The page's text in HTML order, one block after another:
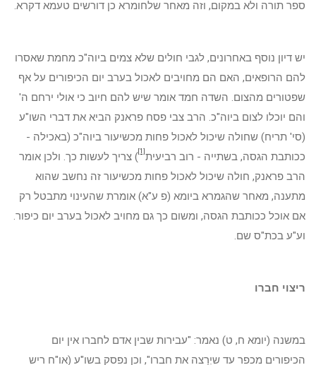
ספר תורה ולא במקום, וזה מאחר שלחומרא כן דורשים טעמא דקרא.
יש דיון נוסף באחרונים, לגבי חולים שלא צמים ביוה"כ מחמת שאסרו
להם הרופאים, האם הם מחויבים לאכול בערב יום הכיפורים על אף
שפטורים מהצום. השדה חמד אומר שיש להם חיוב כי אולי ירחם ה'
והם יוכלו לצום ביוה"כ. הרב צבי פסח פראנק הביא את דברי השו"ע
(סי' תריח) שחולה שיכול לאכול פחות מכשיעור ביוה"כ (באכילה -
ככותבת הגסה, בשתייה - רוב רביעית [1]) צריך לעשות כך. ולכן אומר
הרב פראנק, חולה שיכול לאכול פחות מכשיעור זה נחשב שהוא
מתענה, מאחר שהגמרא ביומא (פ ע"א) אומרת שהעינוי מתבטל רק
אם אוכל ככותבת הגסה, ומשום כך גם מחויב לאכול בערב יום כיפור.
וע"ע בכת"ס שם.
ריצוי חברו
במשנה (יומא ח, ט) נאמר: "עבירות שבין אדם לחברו אין יום
הכיפורים מכפר עד שיְרַצה את חברו", וכן נפסק בשו"ע (או"ח ריש